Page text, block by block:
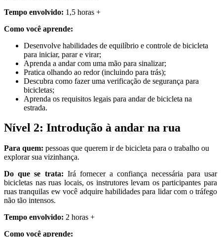
Tempo envolvido: 1,5 horas +
Como você aprende:
Desenvolve habilidades de equilíbrio e controle de bicicleta
para iniciar, parar e virar;
Aprenda a andar com uma mão para sinalizar;
Pratica olhando ao redor (incluindo para trás);
Descubra como fazer uma verificação de segurança para
bicicletas;
Aprenda os requisitos legais para andar de bicicleta na
estrada.
Nível 2: Introdução à andar na rua
Para quem: pessoas que querem ir de bicicleta para o trabalho ou
explorar sua vizinhança.
Do que se trata: Irá fornecer a confiança necessária para usar
bicicletas nas ruas locais, os instrutores levam os participantes para
ruas tranquilas ew você adquire habilidades para lidar com o tráfego
não tão intensos.
Tempo envolvido: 2 horas +
Como você aprende: